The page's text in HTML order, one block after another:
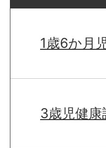
1歳6か月
3歳児健康